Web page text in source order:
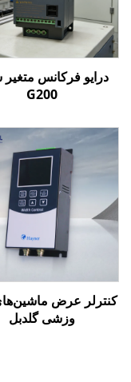
درایو فرکانس
G200
کنترلر عرض
وزشی گلدبل